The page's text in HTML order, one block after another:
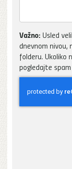
Važno: Usled
dnevnom nivou,
folderu. Ukoliko
pogledajte